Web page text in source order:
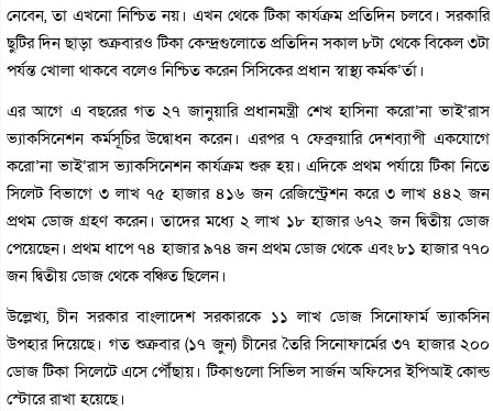
নেবেন, তা এখনো নিশ্চিত নয়। এখন থেকে টিকা কার্যক্রম প্রতিদিন চলবে। সরকারি
ছুটির দিন ছাড়া শুক্রবারও টিকা কেন্দ্রগুলোতে প্রতিদিন সকাল ৮টা থেকে বিকেল ৩টা
পর্যন্ত খোলা থাকবে বলেও নিশ্চিত করেন সিসিকের প্রধান স্বাস্থ্য কর্মক’র্তা।
এর আগে এ বছরের গত ২৭ জানুয়ারি প্রধানমন্ত্রী শেখ হাসিনা করো’না ভাই’রাস
ভ্যাকসিনেশন কর্মসূচির উদ্বোধন করেন। এরপর ৭ ফেব্রুয়ারি দেশব্যাপী একযোগে
করো’না ভাই’রাস ভ্যাকসিনেশন কার্যক্রম শুরু হয়। এদিকে প্রথম পর্যায়ে টিকা নিতে
সিলেট বিভাগে ৩ লাখ ৭৫ হাজার ৪১৬ জন রেজিস্ট্রেশন করে ৩ লাখ ৪৪২ জন
প্রথম ডোজ গ্রহণ করেন। তাদের মধ্যে ২ লাখ ১৮ হাজার ৬৭২ জন দ্বিতীয় ডোজ
পেয়েছেন। প্রথম ধাপে ৭৪ হাজার ৯৭৪ জন প্রথম ডোজ থেকে এবং ৮১ হাজার ৭৭০
জন দ্বিতীয় ডোজ থেকে বঞ্চিত ছিলেন।
উল্লেখ্য, চীন সরকার বাংলাদেশ সরকারকে ১১ লাখ ডোজ সিনোফার্ম ভ্যাকসিন
উপহার দিয়েছে। গত শুক্রবার (১৭ জুন) চীনের তৈরি সিনোফার্মের ৩৭ হাজার ২০০
ডোজ টিকা সিলেটে এসে পৌঁছায়। টিকাগুলো সিভিল সার্জন অফিসের ইপিআই কোল্ড
স্টোরে রাখা হয়েছে।